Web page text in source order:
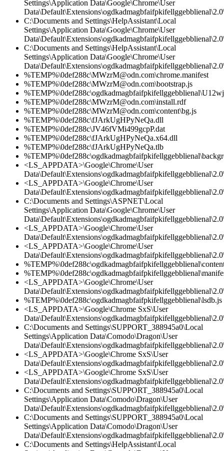
Settings\Application Data\Google\Chrome\User
C:\Documents and Settings\HelpAssistant\Local
Settings\Application Data\Google\Chrome\User
C:\Documents and Settings\HelpAssistant\Local
Settings\Application Data\Google\Chrome\User
%TEMP%\0def288c\MWzrM@odn.com\chrome.manifest
%TEMP%\0def288c\MWzrM@odn.com\bootstrap.js
%TEMP%\0def288c\MWzrM@odn.com\install.rdf
%TEMP%\0def288c\MWzrM@odn.com\content\bg.js
%TEMP%\0def288c\fJArkUgHPyNeQa.dll
%TEMP%\0def288c\JV46fVMi499gcpP.dat
%TEMP%\0def288c\fJArkUgHPyNeQa.x64.dll
%TEMP%\0def288c\fJArkUgHPyNeQa.tlb
<LS_APPDATA>\Google\Chrome\User
<LS_APPDATA>\Google\Chrome\User
C:\Documents and Settings\ASPNET\Local
Settings\Application Data\Google\Chrome\User
<LS_APPDATA>\Google\Chrome\User
<LS_APPDATA>\Google\Chrome\User
<LS_APPDATA>\Google\Chrome\User
%TEMP%\0def288c\ogdkadmagbfaifpkifellggebblienal\lsdb.js
<LS_APPDATA>\Google\Chrome SxS\User
C:\Documents and Settings\SUPPORT_388945a0\Local
Settings\Application Data\Comodo\Dragon\User
<LS_APPDATA>\Google\Chrome SxS\User
<LS_APPDATA>\Google\Chrome SxS\User
C:\Documents and Settings\SUPPORT_388945a0\Local
Settings\Application Data\Comodo\Dragon\User
C:\Documents and Settings\SUPPORT_388945a0\Local
Settings\Application Data\Comodo\Dragon\User
C:\Documents and Settings\HelpAssistant\Local